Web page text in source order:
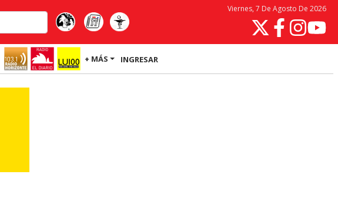
Viernes, 7 De Agosto De 2026
+ MÁS INGRESAR